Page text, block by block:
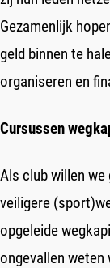
Gezamenlijk
geld binnen te
organiseren en
Cursussen
Als club willen
veiligere
opgeleide
ongevallen